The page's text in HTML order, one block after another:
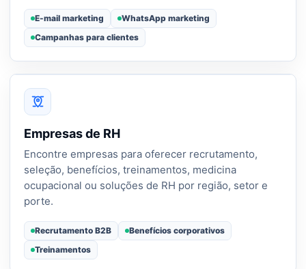
E-mail marketing
WhatsApp marketing
Campanhas para clientes
Empresas de RH
Encontre empresas para oferecer recrutamento,
seleção, benefícios, treinamentos, medicina
ocupacional ou soluções de RH por região, setor e
porte.
Recrutamento B2B
Benefícios corporativos
Treinamentos